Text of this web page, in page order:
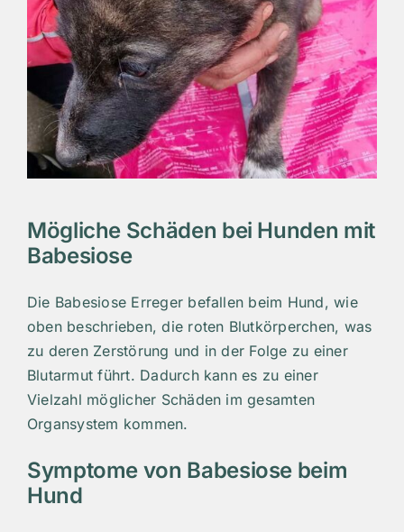
Mögliche Schäden bei Hunden mit
Babesiose
Die Babesiose Erreger befallen beim Hund, wie
oben beschrieben, die roten Blutkörperchen, was
zu deren Zerstörung und in der Folge zu einer
Blutarmut führt. Dadurch kann es zu einer
Vielzahl möglicher Schäden im gesamten
Organsystem kommen.
Symptome von Babesiose beim
Hund